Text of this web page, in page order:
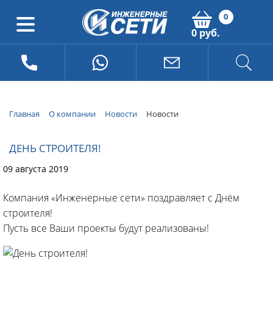
0
0 руб.
Главная О компании Новости Новости
ДЕНЬ СТРОИТЕЛЯ!
09 августа 2019
Компания «Инженерные сети» поздравляет с Днём
строителя!
Пусть все Ваши проекты будут реализованы!